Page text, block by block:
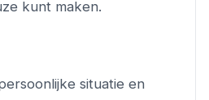
kunt maken.
situatie en